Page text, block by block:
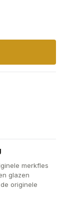
merkfles
glazen
originele